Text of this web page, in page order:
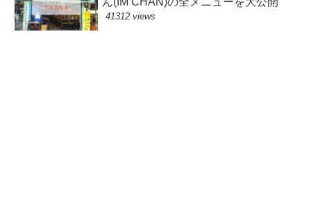
41312 views